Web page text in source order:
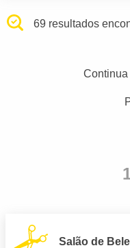
69 resultados
Salão de